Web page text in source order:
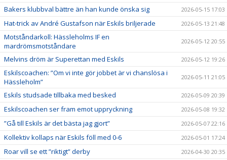
Bakers klubbval bättre än han kunde önska sig 2026-05-15 17:03
Hat-trick av André Gustafson när Eskils briljerade 2026-05-13 21:48
Motståndarkoll: Hässleholms IF en
mardrömsmotståndare
2026-05-12 20:55
Melvins dröm är Superettan med Eskils 2026-05-12 19:26
Eskilscoachen: ”Om vi inte gör jobbet är vi chanslösa i
Hässleholm”
2026-05-11 21:05
Eskils studsade tillbaka med besked 2026-05-09 20:39
Eskilscoachen ser fram emot uppryckning 2026-05-08 19:32
”Gå till Eskils är det bästa jag gjort” 2026-05-07 22:16
Kollektiv kollaps när Eskils föll med 0-6 2026-05-01 17:24
Roar vill se ett ”riktigt” derby 2026-04-30 20:35